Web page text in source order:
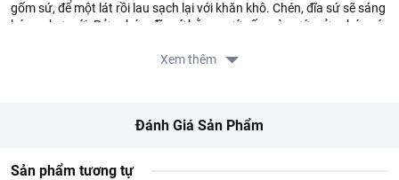
gốm sứ, để một lát rồi lau sạch lại với khăn khô. Chén, đĩa sứ sẽ sáng
bóng như mới. Rửa chén, đĩa sứ bằng nước ấm và nước rửa chén có
đơn hàng của Quý khách, vui lòng xem chính sách tại:
https://www.lottemart.vn/vi-nsg/faq/85
Xem thêm
Đánh Giá Sản Phẩm
Sản phẩm tương tự